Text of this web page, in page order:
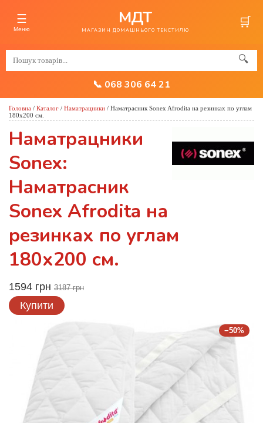
☰
Меню
МДТ
МАГАЗИН ДОМАШНЬОГО ТЕКСТИЛЮ 🛒
🔍
📞 068 306 64 21
Головна / Каталог / Наматрацники / Наматрасник Sonex Afrodita на резинках по углам
180х200 см.
Наматрацники
Sonex:
Наматрасник
Sonex Afrodita на
резинках по углам
180х200 см.
1594 грн 3187 грн
Купити
−50%